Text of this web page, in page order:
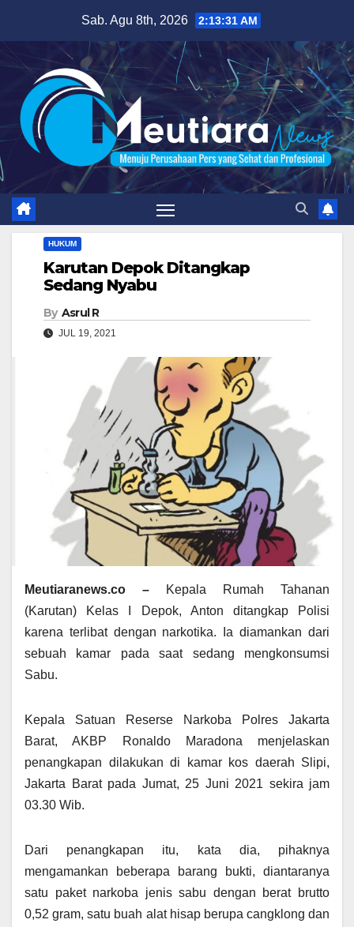
content
Sab. Agu 8th, 2026 2:13:32 AM
HUKUM
Karutan Depok Ditangkap
Sedang Nyabu
By Asrul R
JUL 19, 2021
Meutiaranews.co – Kepala Rumah Tahanan
(Karutan) Kelas I Depok, Anton ditangkap Polisi
karena terlibat dengan narkotika. Ia diamankan dari
sebuah kamar pada saat sedang mengkonsumsi
Sabu.
Kepala Satuan Reserse Narkoba Polres Jakarta
Barat, AKBP Ronaldo Maradona menjelaskan
penangkapan dilakukan di kamar kos daerah Slipi,
Jakarta Barat pada Jumat, 25 Juni 2021 sekira jam
03.30 Wib.
Dari penangkapan itu, kata dia, pihaknya
mengamankan beberapa barang bukti, diantaranya
satu paket narkoba jenis sabu dengan berat brutto
0,52 gram, satu buah alat hisap berupa cangklong dan